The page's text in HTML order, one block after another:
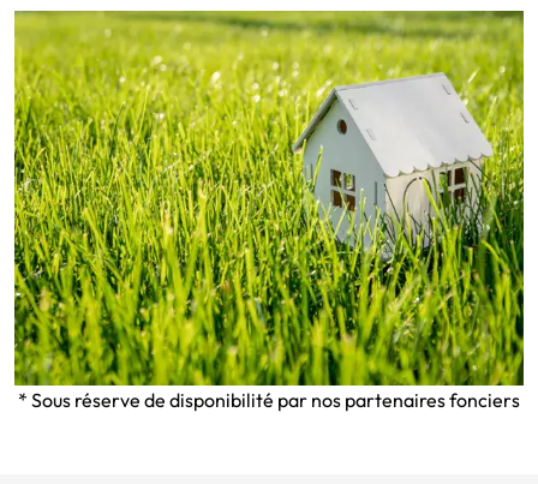
* Sous réserve de disponibilité par nos partenaires fonciers